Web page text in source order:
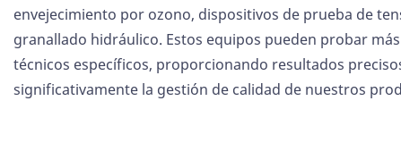
envejecimiento por ozono, dispositivos de prueba de
granallado hidráulico. Estos equipos pueden probar
técnicos específicos, proporcionando resultados
significativamente la gestión de calidad de nuestros